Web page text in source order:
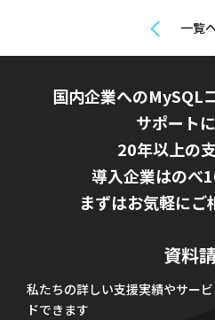
一覧
国内企業へのMySQL
サポート
20年以上の
導入企業はのべ
まずはお気軽にご
資料
私たちの詳しい支援実績やサー
ドできます